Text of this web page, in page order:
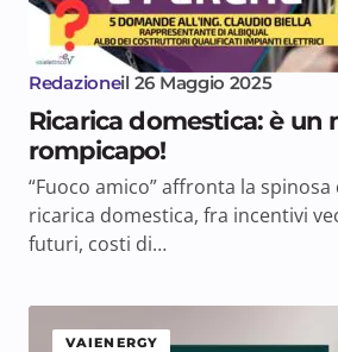
Redazioneil 26 Maggio 2025
Ricarica domestica: è un
rompicapo!
“Fuoco amico” affronta la
ricarica domestica, fra incentivi
futuri, costi di…
VAIENERGY